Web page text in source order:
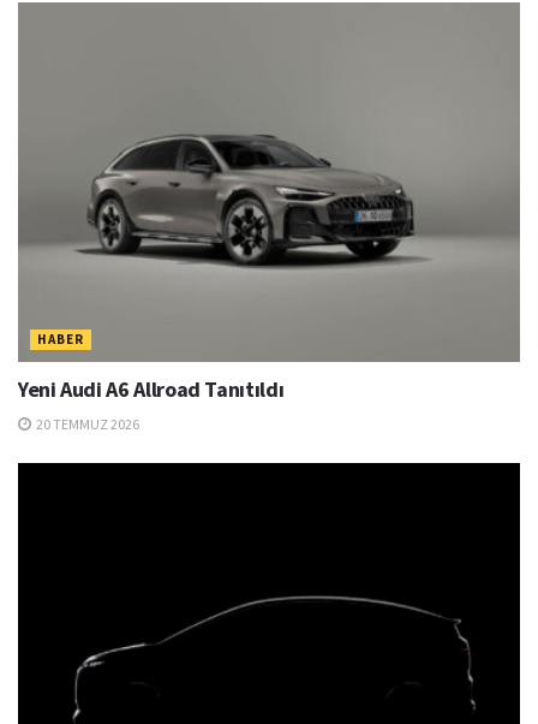
HABER
Yeni Audi A6 Allroad Tanıtıldı
20 TEMMUZ 2026